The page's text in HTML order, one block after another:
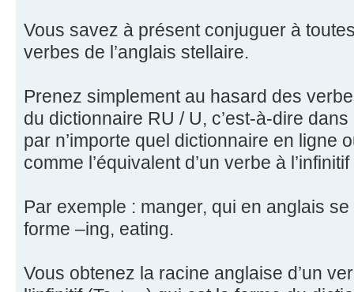
Vous savez à présent conjuguer à
verbes de l’anglais stellaire.
Prenez simplement au hasard des
du dictionnaire RU / U, c’est-à-dire
par n’importe quel dictionnaire en ligne
comme l’équivalent d’un verbe à
Par exemple : manger, qui en anglais
forme –ing, eating.
Vous obtenez la racine anglaise d’un